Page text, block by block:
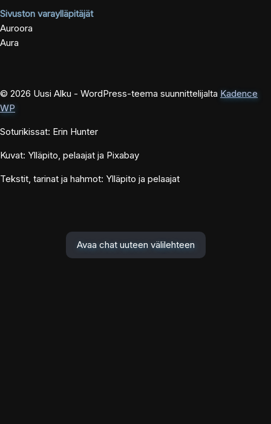
Sivuston varaylläpitäjät
Auroora
Aura
© 2026 Uusi Alku - WordPress-teema suunnittelijalta Kadence
WP
Soturikissat: Erin Hunter
Kuvat: Ylläpito, pelaajat ja Pixabay
Tekstit, tarinat ja hahmot: Ylläpito ja pelaajat
Avaa chat uuteen välilehteen